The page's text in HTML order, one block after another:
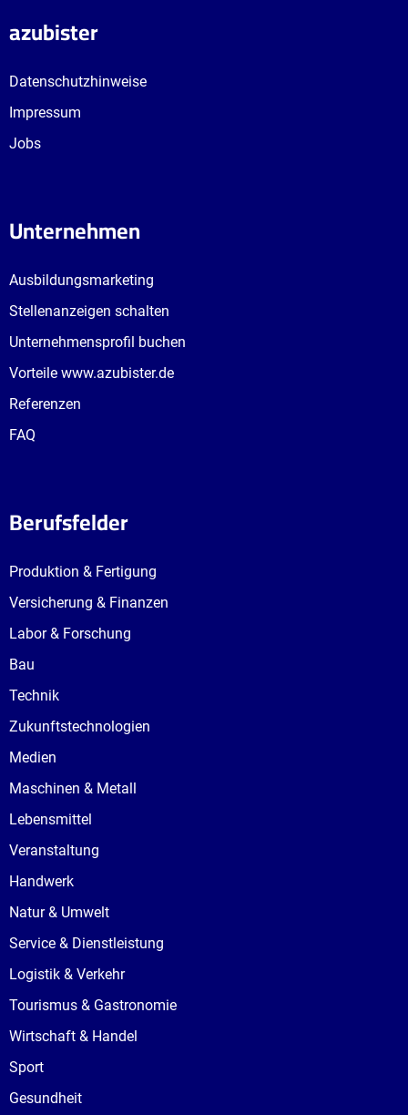
azubister
Datenschutzhinweise
Impressum
Jobs
Unternehmen
Ausbildungsmarketing
Stellenanzeigen schalten
Unternehmensprofil buchen
Vorteile www.azubister.de
Referenzen
FAQ
Berufsfelder
Produktion & Fertigung
Versicherung & Finanzen
Labor & Forschung
Bau
Technik
Zukunftstechnologien
Medien
Maschinen & Metall
Lebensmittel
Veranstaltung
Handwerk
Natur & Umwelt
Service & Dienstleistung
Logistik & Verkehr
Tourismus & Gastronomie
Wirtschaft & Handel
Sport
Gesundheit